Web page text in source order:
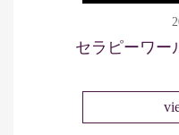
セラピーワー